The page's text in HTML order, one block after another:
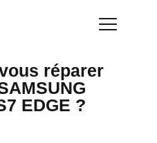
réparer
EDGE ?